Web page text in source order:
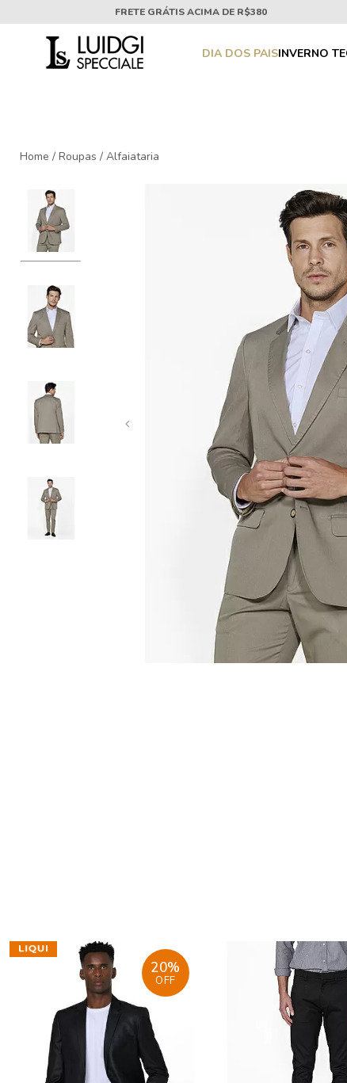
FRETE GRÁTIS ACIMA DE R$380
DIA DOS PAISINVERNO
Home / Roupas / Alfaiataria
20%
OFF